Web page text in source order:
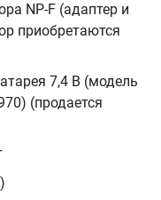
NP-F (адаптер и
приобретаются
7,4 В (модель
(продается